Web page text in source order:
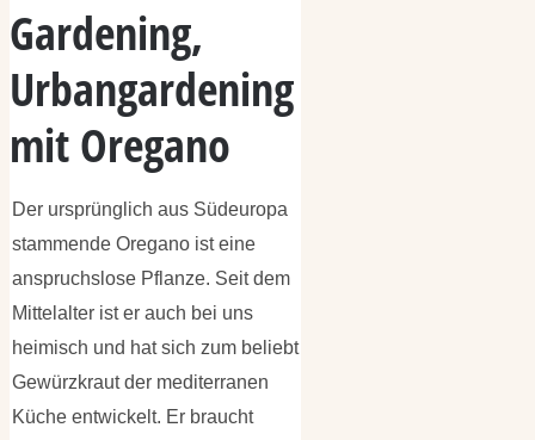
Gardening,
Urbangardening
mit Oregano
Der ursprünglich aus Südeuropa
stammende Oregano ist eine
anspruchslose Pflanze. Seit dem
Mittelalter ist er auch bei uns
heimisch und hat sich zum beliebt
Gewürzkraut der mediterranen
Küche entwickelt. Er braucht